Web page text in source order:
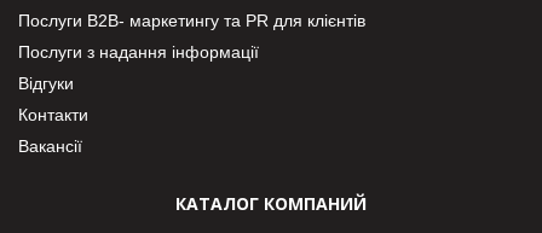
Послуги В2В- маркетингу та PR для клієнтів
Послуги з надання інформації
Відгуки
Контакти
Вакансії
КАТАЛОГ КОМПАНИЙ